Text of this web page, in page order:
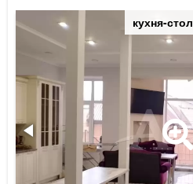
кухня-